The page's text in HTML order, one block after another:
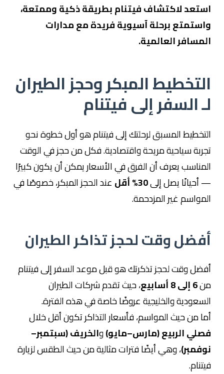
استعد لاكتشاف فيتنام بطريقة ذكية وممتعة،
واستمتع برحلة آسيوية فريدة مع مدارات
المسافر العالمية.
التخطيط المبكر وحجز الطيران
لـ السفر إلى فيتنام
التخطيط المسبق لرحلتك إلى فيتنام هو أول خطوة نحو
تجربة سياحية مريحة واقتصادية. فكل من حجز في الوقت
المناسب يعرف أن الفرق في الأسعار يمكن أن يكون كبيرًا
— أحيانًا يصل إلى30% أقل
عند الحجز المبكر، خصوصًا في
المواسم غير المزدحمة.
أفضل وقت لحجز تذاكر الطيران
أفضل وقت لحجز تذكرتك هو قبل موعد السفر إلى فيتنام
من6 إلى 8 أسابيع
، حيث تقدم شركات الطيران
السعودية والخليجية عروضًا خاصة في هذه الفترة.
أما من حيث المواسم، فأسعار التذاكر تكون أقل خلال
فصلي الربيع (مارس–مايو)والخريف (سبتمبر–
نوفمبر)، وهي أيضًا فترات مثالية من حيث الطقس لزيارة
فيتنام.